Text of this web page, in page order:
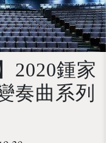
2020鍾家
奏曲系列